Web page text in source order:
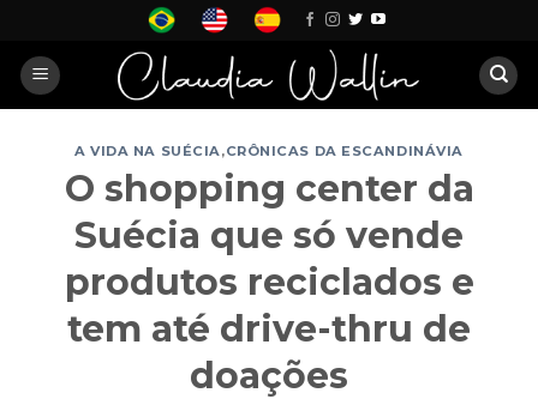
content
A VIDA NA SUÉCIA,CRÔNICAS DA ESCANDINÁVIA
O shopping center da
Suécia que só vende
produtos reciclados e
tem até drive-thru de
doações